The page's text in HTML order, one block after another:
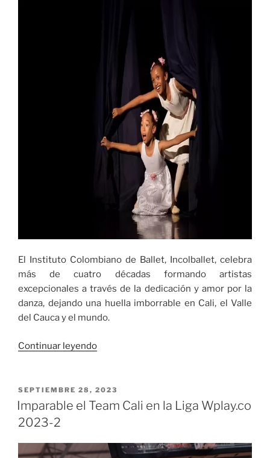
El Instituto Colombiano de Ballet, Incolballet, celebra
más de cuatro décadas formando artistas
excepcionales a través de la dedicación y amor por la
danza, dejando una huella imborrable en Cali, el Valle
del Cauca y el mundo.
Continuar leyendo«Incolballet
dos
de
años»
PUBLICADO
EL
SEPTIEMBRE 28, 2023
Imparable el Team Cali en la Liga Wplay.co
2023-2